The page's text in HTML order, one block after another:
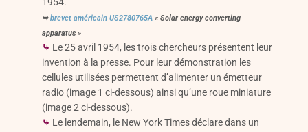
➥brevet américain US2780765A « Solar energy converting
apparatus »
⤷ Le 25 avril 1954, les trois chercheurs présentent leur
invention à la presse. Pour leur démonstration les
cellules utilisées permettent d’alimenter un émetteur
radio (image 1 ci-dessous) ainsi qu’une roue miniature
(image 2 ci-dessous).
⤷ Le lendemain, le New York Times déclare dans un